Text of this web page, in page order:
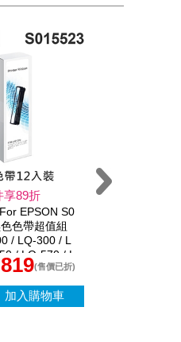
享89折
EPSON S0
色帶超值組
/ LQ-300 / L
/ LQ-570 / L
819(售價已折)
加入購物車